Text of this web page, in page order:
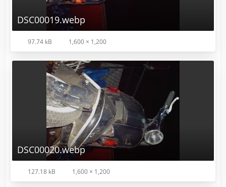
DSC00019.webp
97.74 kB 1,600 × 1,200
DSC00020.webp
127.18 kB 1,600 × 1,200